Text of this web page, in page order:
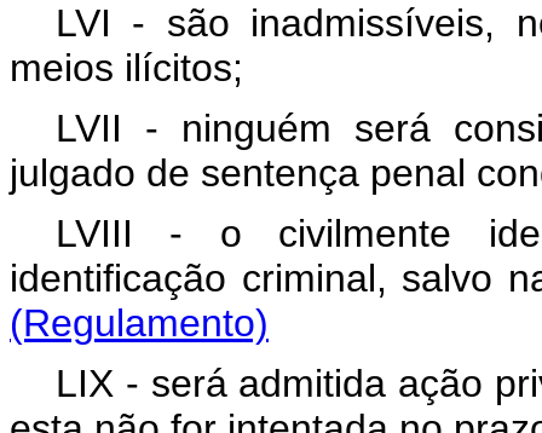
LVI - são inadmissíveis,
meios ilícitos;
LVII - ninguém será
julgado de sentença penal
LVIII - o civilmente
identificação criminal,
(Regulamento)
LIX - será admitida ação